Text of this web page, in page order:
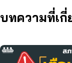
บทความที่เกี่